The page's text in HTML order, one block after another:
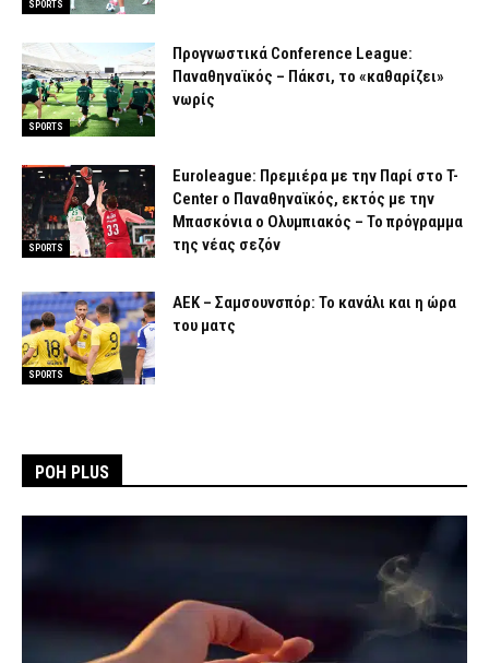
SPORTS
SPORTS
Προγνωστικά Conference League:
Παναθηναϊκός – Πάκσι, το «καθαρίζει»
νωρίς
SPORTS
Euroleague: Πρεμιέρα με την Παρί στο T-
Center ο Παναθηναϊκός, εκτός με την
Μπασκόνια ο Ολυμπιακός – Το πρόγραμμα
της νέας σεζόν
SPORTS
ΑΕΚ – Σαμσουνσπόρ: Το κανάλι και η ώρα
του ματς
ΡΟΗ PLUS